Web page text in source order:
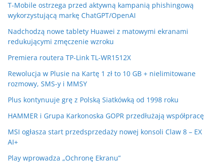
T-Mobile ostrzega przed aktywną kampanią phishingową
wykorzystującą markę ChatGPT/OpenAI
Nadchodzą nowe tablety Huawei z matowymi ekranami
redukującymi zmęczenie wzroku
Premiera routera TP-Link TL-WR1512X
Rewolucja w Plusie na Kartę 1 zł to 10 GB + nielimitowane
rozmowy, SMS-y i MMSY
Plus kontynuuje grę z Polską Siatkówką od 1998 roku
HAMMER i Grupa Karkonoska GOPR przedłużają współpracę
MSI ogłasza start przedsprzedaży nowej konsoli Claw 8 – EX
AI+
Play wprowadza „Ochronę Ekranu”